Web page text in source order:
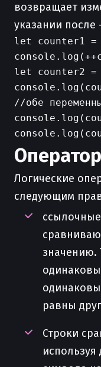
возвращает
указании после
let counter1 =
let counter2
//обе
Логические
следующим
значению.
равны
Строки